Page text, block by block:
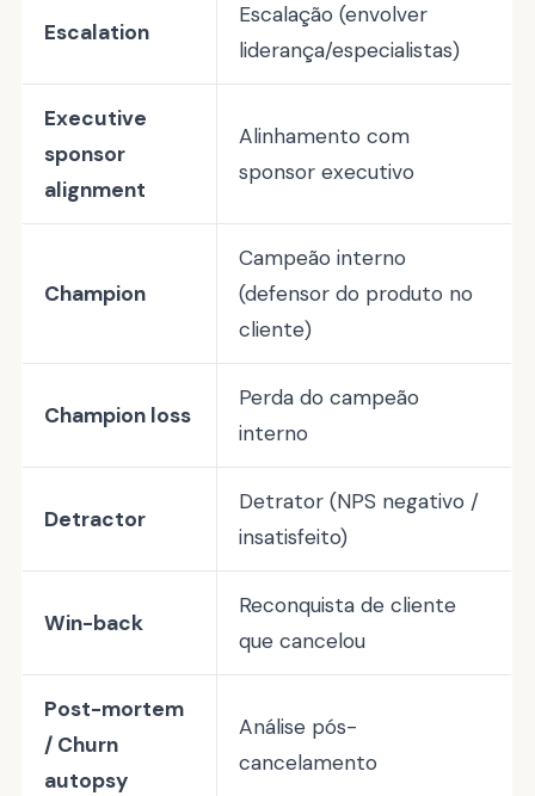
Escalation
Escalação (envolver
liderança/especialistas)
Executive
sponsor
alignment
Alinhamento com
sponsor executivo
Champion
Campeão interno
(defensor do produto no
cliente)
Champion loss
Perda do campeão
interno
Detractor
Detrator (NPS negativo /
insatisfeito)
Win-back
Reconquista de cliente
que cancelou
Post-mortem
/ Churn
autopsy
Análise pós-
cancelamento